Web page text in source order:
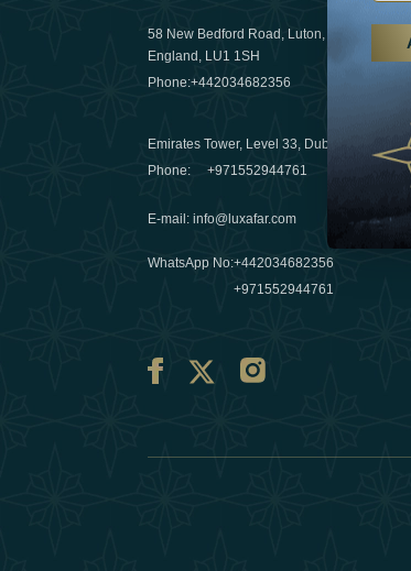
58 New Bedford Road, Luton,
England, LU1 1SH
Phone:+442034682356
Emirates Tower, Level 33, Dubai, UAE
Phone:+971552944761
E-mail :info@luxafar.com
WhatsApp No:+442034682356
+971552944761